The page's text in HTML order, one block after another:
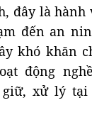
đây là hành
đến an
khó khăn
động
xử lý tại